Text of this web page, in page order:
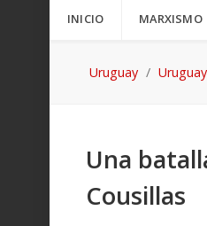
INICIO MARXISMO
Uruguay
Una
Cousillas